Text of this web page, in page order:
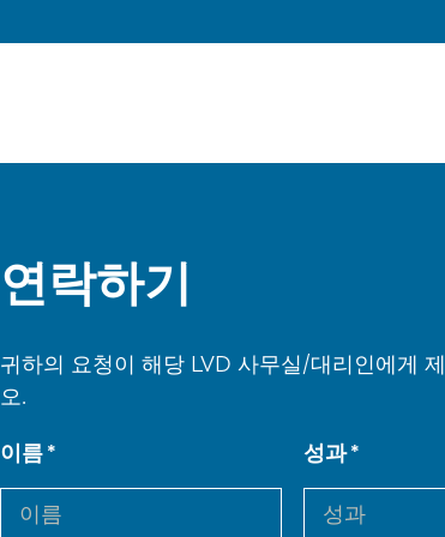
연락하기
귀하의 요청이 해당 LVD 사무실/대리인에게
오.
이름 성과